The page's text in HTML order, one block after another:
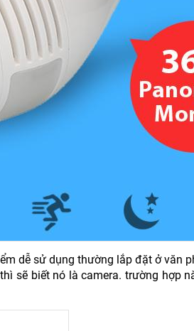
dễ sử dụng thường lắp đặt ở văn
sẽ biết nó là camera. trường hợp